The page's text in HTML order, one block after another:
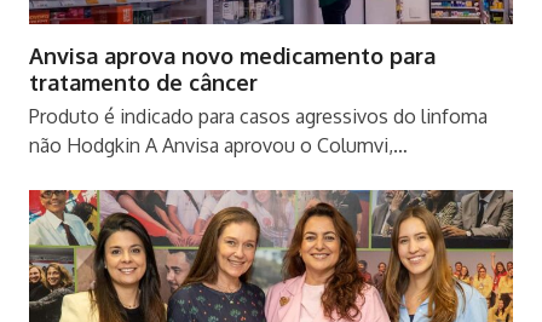
Anvisa aprova novo medicamento para
tratamento de câncer
Produto é indicado para casos agressivos do linfoma
não Hodgkin A Anvisa aprovou o Columvi,…